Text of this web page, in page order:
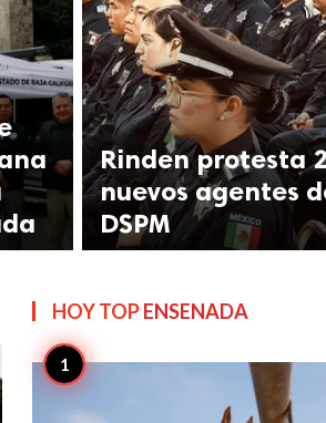
Rinden protesta
nuevos agentes
DSPM
HOY TOPENSENADA